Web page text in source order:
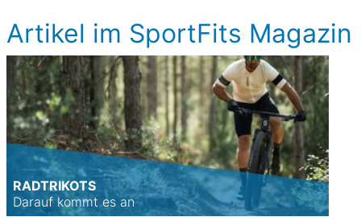
Artikel im SportFits Magazin
RADTRIKOTS
Darauf kommt es an